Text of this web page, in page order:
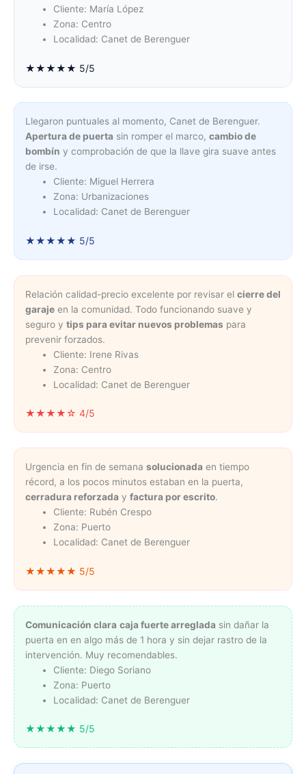
Cliente: María López
Zona: Centro
Localidad: Canet de Berenguer
★★★★★ 5/5
Llegaron puntuales al momento, Canet de Berenguer.
Apertura de puerta sin romper el marco, cambio de
bombín y comprobación de que la llave gira suave antes
de irse.
Cliente: Miguel Herrera
Zona: Urbanizaciones
Localidad: Canet de Berenguer
★★★★★ 5/5
Relación calidad-precio excelente por revisar el cierre del
garaje en la comunidad. Todo funcionando suave y
seguro y tips para evitar nuevos problemas para
prevenir forzados.
Cliente: Irene Rivas
Zona: Centro
Localidad: Canet de Berenguer
★★★★☆ 4/5
Urgencia en fin de semana solucionada en tiempo
récord, a los pocos minutos estaban en la puerta,
cerradura reforzada y factura por escrito.
Cliente: Rubén Crespo
Zona: Puerto
Localidad: Canet de Berenguer
★★★★★ 5/5
Comunicación clara caja fuerte arreglada sin dañar la
puerta en en algo más de 1 hora y sin dejar rastro de la
intervención. Muy recomendables.
Cliente: Diego Soriano
Zona: Puerto
Localidad: Canet de Berenguer
★★★★★ 5/5